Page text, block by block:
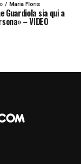
Maria Floris
sia qui a
– VIDEO